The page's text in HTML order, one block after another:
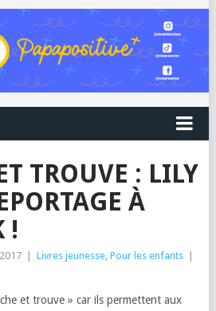
TROUVE : LILY
À
!
Livres jeunesse, Pour les enfants
et trouve » car ils permettent aux